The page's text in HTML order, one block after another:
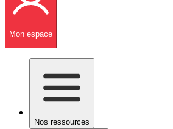
Mon espace
Nos ressources